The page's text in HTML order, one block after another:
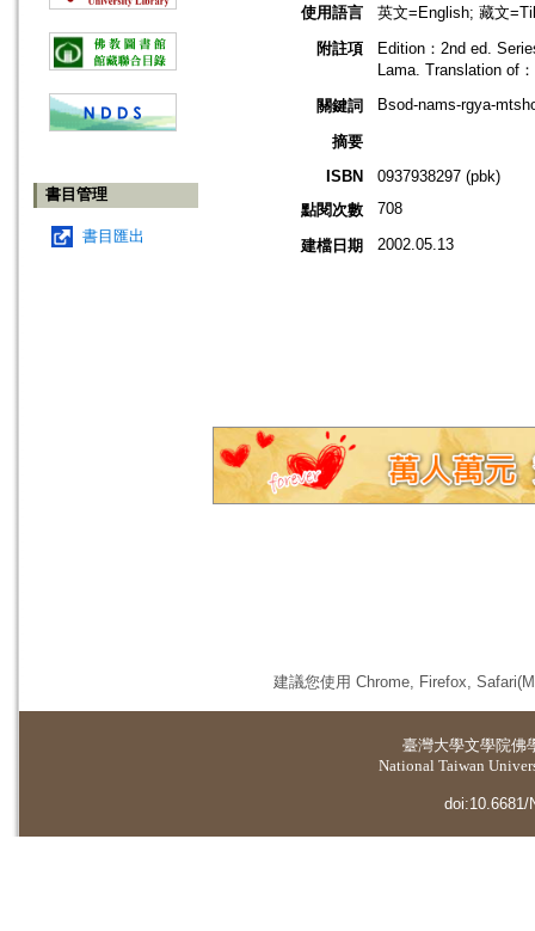
書目管理
書目匯出
使用語言
英文=English; 藏文
附註項
Edition：2nd ed.
Lama. Translation of
關鍵詞
Bsod-nams-rgya-
摘要
ISBN
0937938297 (pbk)
點閱次數
708
建檔日期 2002.05.13
建議您使用 Chrome, Firefox,
臺灣大學文學院佛
National Taiwan
doi:10.6681/